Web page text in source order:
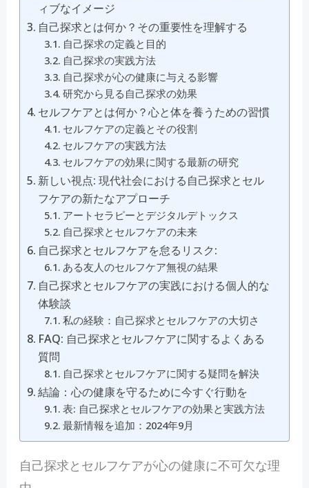
ィブなイメージ
自己探求とは何か？その重要性を理解する
自己探求の定義と目的
自己探求の実践方法
自己探求が心の健康に与える影響
研究から見る自己探求の効果
セルフケアとは何か？心と体を養うための習慣
セルフケアの定義とその役割
セルフケアの実践方法
セルフケアの効果に関する最新の研究
新しい視点: 現代社会における自己探求とセル
フケアの新たなアプローチ
アートセラピーとデジタルデトックス
自己探求とセルフケアの未来
自己探求とセルフケアを怠るリスク:
ある友人のセルフケア無視の結果
自己探求とセルフケアの実践における個人的な
体験談
私の経験：自己探求とセルフケアの大切さ
FAQ: 自己探求とセルフケアに関するよくある
質問
自己探求とセルフケアに関する疑問を解決
結論：心の健康を守るために今すぐ行動を
表: 自己探求とセルフケアの効果と実践方法
最新情報を追加：2024年9月
自己探求とセルフケアが心の健康に不可欠な理